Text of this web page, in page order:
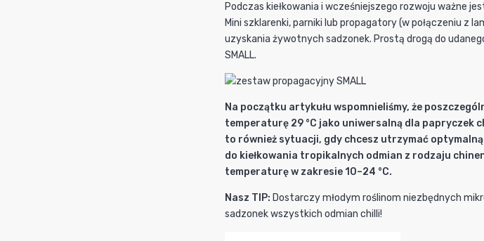
Podczas kiełkowania i wcześniejszego rozwoju ważne
Mini szklarenki, parniki lub propagatory (w połączeniu z
uzyskania żywotnych sadzonek. Prostą drogą do
SMALL.
Na początku artykułu wspomnieliśmy, że
temperaturę 29 °C jako uniwersalną dla papryczek
to również sytuacji, gdy chcesz utrzymać
do kiełkowania tropikalnych odmian z rodzaju
temperaturę w zakresie 10–24 °C.
Nasz TIP: Dostarczy młodym roślinom niezbędnych
sadzonek wszystkich odmian chilli!